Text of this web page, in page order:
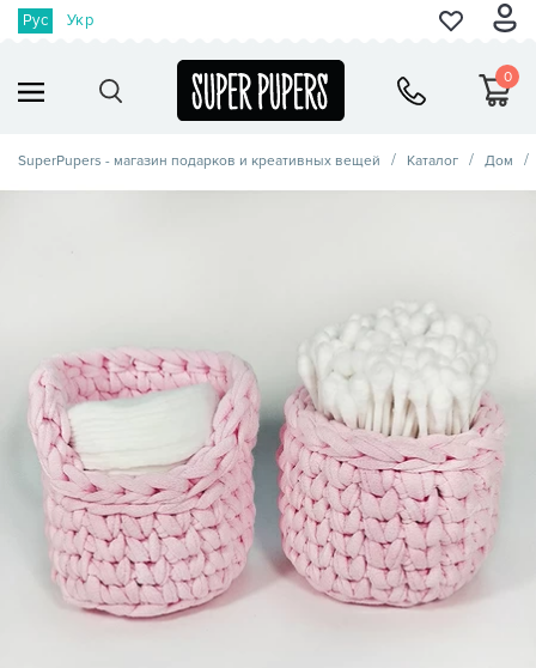
Рус Укр
0
SuperPupers - магазин подарков и креативных вещей Каталог Дом